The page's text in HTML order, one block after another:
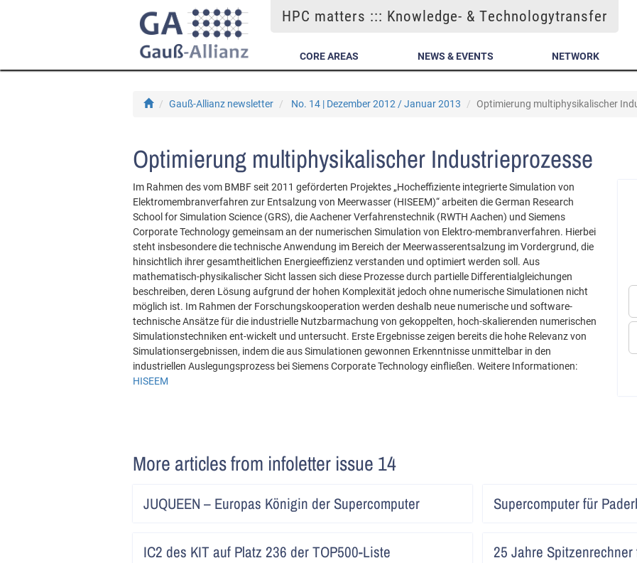
HPC matters ::: Knowledge- & Technologytransfer
CORE AREAS NEWS & EVENTS NETWORK
Gauß-Allianz newsletter No. 14 | Dezember 2012 / Januar 2013 Optimierung multiphysikalischer
Optimierung multiphysikalischer Industrieprozesse
Im Rahmen des vom BMBF seit 2011 geförderten Projektes „Hocheffiziente integrierte Simulation von
Elektromembranverfahren zur Entsalzung von Meerwasser (HISEEM)“ arbeiten die German Research
School for Simulation Science (GRS), die Aachener Verfahrenstechnik (RWTH Aachen) und Siemens
Corporate Technology gemeinsam an der numerischen Simulation von Elektro-membranverfahren. Hierbei
steht insbesondere die technische Anwendung im Bereich der Meerwasserentsalzung im Vordergrund, die
hinsichtlich ihrer gesamtheitlichen Energieeffizienz verstanden und optimiert werden soll. Aus
mathematisch-physikalischer Sicht lassen sich diese Prozesse durch partielle Differentialgleichungen
beschreiben, deren Lösung aufgrund der hohen Komplexität jedoch ohne numerische Simulationen nicht
möglich ist. Im Rahmen der Forschungskooperation werden deshalb neue numerische und software-
technische Ansätze für die industrielle Nutzbarmachung von gekoppelten, hoch-skalierenden numerischen
Simulationstechniken ent-wickelt und untersucht. Erste Ergebnisse zeigen bereits die hohe Relevanz von
Simulationsergebnissen, indem die aus Simulationen gewonnen Erkenntnisse unmittelbar in den
industriellen Auslegungsprozess bei Siemens Corporate Technology einfließen. Weitere Informationen:
HISEEM
More articles from infoletter issue 14
JUQUEEN – Europas Königin der Supercomputer Supercomputer für
IC2 des KIT auf Platz 236 der TOP500-Liste 25 Jahre